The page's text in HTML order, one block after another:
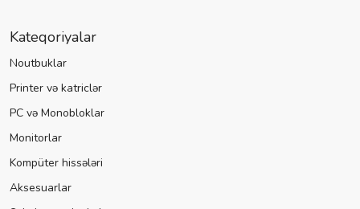
Kateqoriyalar
Noutbuklar
Printer və katriclər
PC və Monobloklar
Monitorlar
Kompüter hissələri
Aksesuarlar